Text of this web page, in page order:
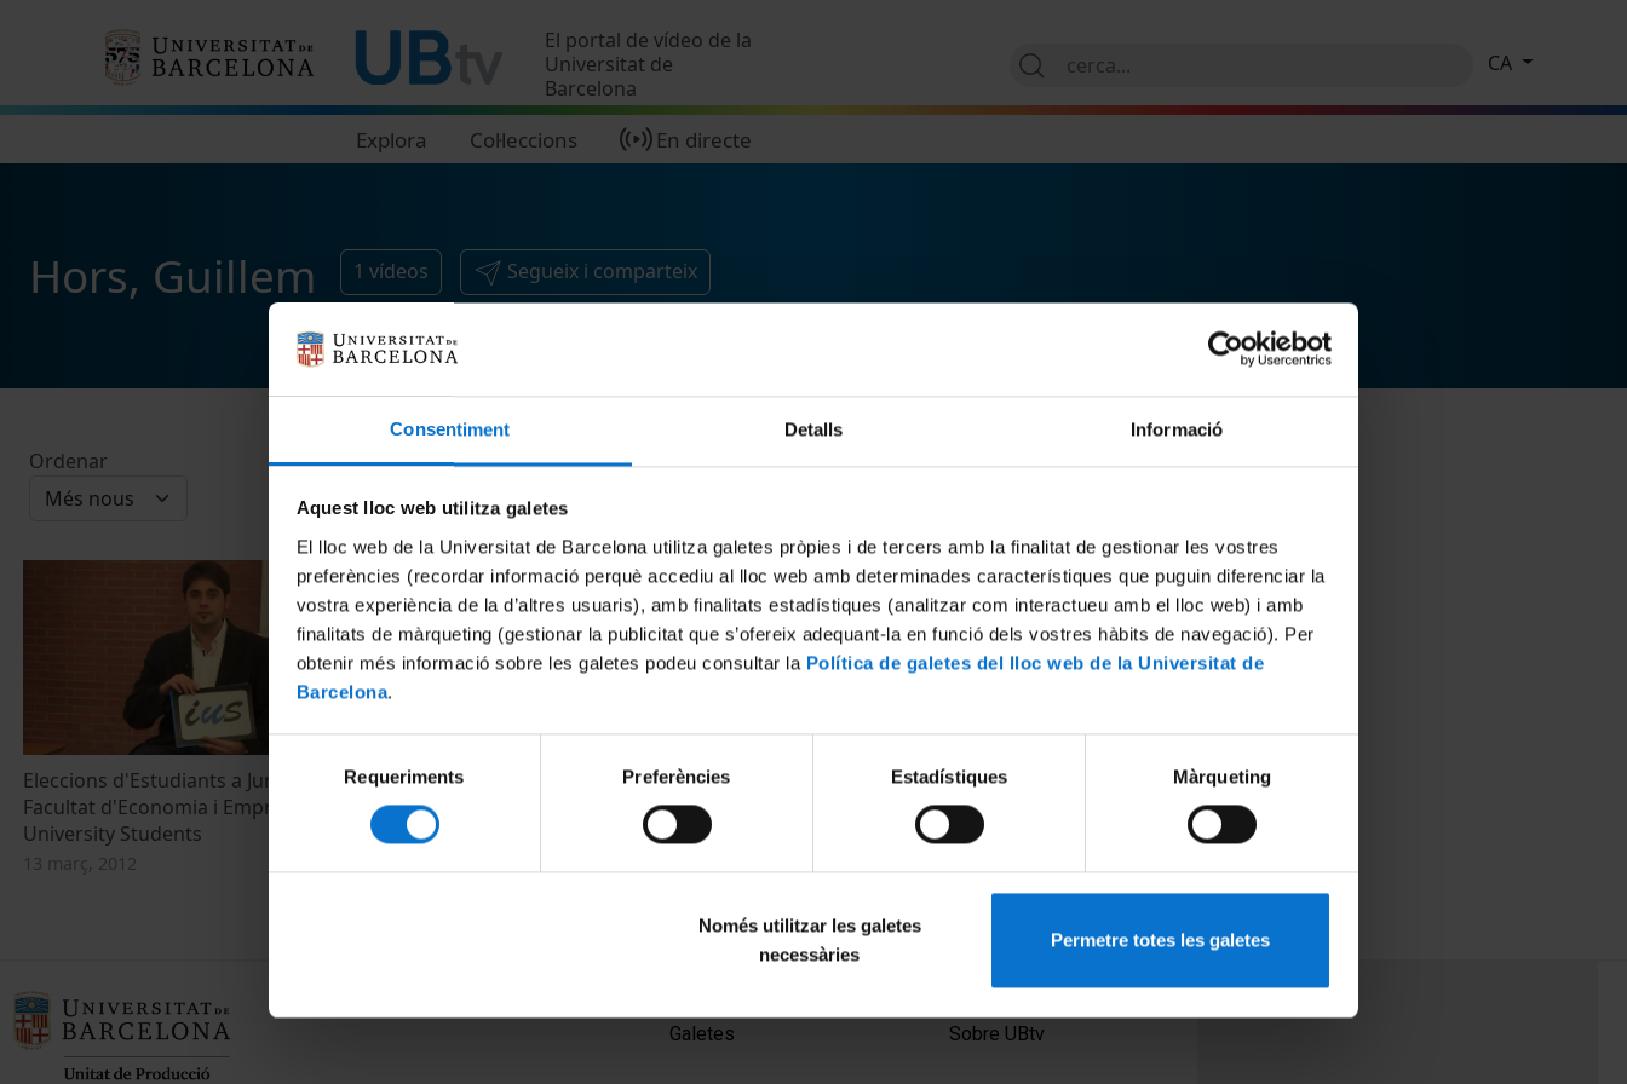
Consentiment Detalls Informació
Aquest lloc web utilitza galetes
El lloc web de la Universitat de Barcelona utilitza galetes pròpies i de tercers amb la finalitat de gestionar les vostres
preferències (recordar informació perquè accediu al lloc web amb determinades característiques que puguin diferenciar la
vostra experiència de la d’altres usuaris), amb finalitats estadístiques (analitzar com interactueu amb el lloc web) i amb
finalitats de màrqueting (gestionar la publicitat que s’ofereix adequant-la en funció dels vostres hàbits de navegació). Per
obtenir més informació sobre les galetes podeu consultar la Política de galetes del lloc web de la Universitat de
Barcelona.
de
consentiment
Requeriments Preferències Estadístiques Màrqueting
Només utilitzar les galetes
necessàries
Permetre totes les galetes
El portal de vídeo de la
Universitat de
Barcelona
Explora Col·leccions En directe
CA
Hors, Guillem 1 vídeos Segueix i comparteix
Ordenar
Eleccions d'Estudiants a Junta de Centre.
Facultat d'Economia i Empresa. Impulse
University Students
13 març, 2012
Galetes
PEU 2
Sobre UBtv
PEU 3